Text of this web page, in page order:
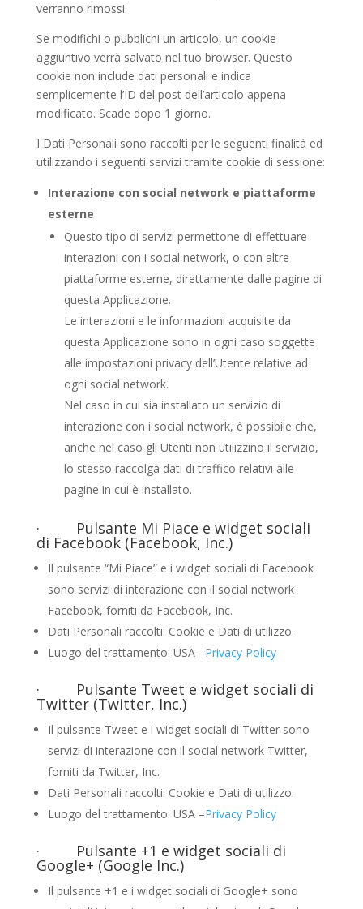
verranno rimossi.
Se modifichi o pubblichi un articolo, un cookie
aggiuntivo verrà salvato nel tuo browser. Questo
cookie non include dati personali e indica
semplicemente l’ID del post dell’articolo appena
modificato. Scade dopo 1 giorno.
I Dati Personali sono raccolti per le seguenti finalità ed
utilizzando i seguenti servizi tramite cookie di sessione:
Interazione con social network e piattaforme
esterne
Questo tipo di servizi permettone di effettuare
interazioni con i social network, o con altre
piattaforme esterne, direttamente dalle pagine di
questa Applicazione.
Le interazioni e le informazioni acquisite da
questa Applicazione sono in ogni caso soggette
alle impostazioni privacy dell’Utente relative ad
ogni social network.
Nel caso in cui sia installato un servizio di
interazione con i social network, è possibile che,
anche nel caso gli Utenti non utilizzino il servizio,
lo stesso raccolga dati di traffico relativi alle
pagine in cui è installato.
· Pulsante Mi Piace e widget sociali
di Facebook (Facebook, Inc.)
Il pulsante “Mi Piace” e i widget sociali di Facebook
sono servizi di interazione con il social network
Facebook, forniti da Facebook, Inc.
Dati Personali raccolti: Cookie e Dati di utilizzo.
Luogo del trattamento: USA –Privacy Policy
· Pulsante Tweet e widget sociali di
Twitter (Twitter, Inc.)
Il pulsante Tweet e i widget sociali di Twitter sono
servizi di interazione con il social network Twitter,
forniti da Twitter, Inc.
Dati Personali raccolti: Cookie e Dati di utilizzo.
Luogo del trattamento: USA –Privacy Policy
· Pulsante +1 e widget sociali di
Google+ (Google Inc.)
Il pulsante +1 e i widget sociali di Google+ sono